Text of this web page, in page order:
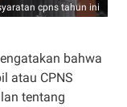
cpns tahun ini
bahwa
atau CPNS
tentang